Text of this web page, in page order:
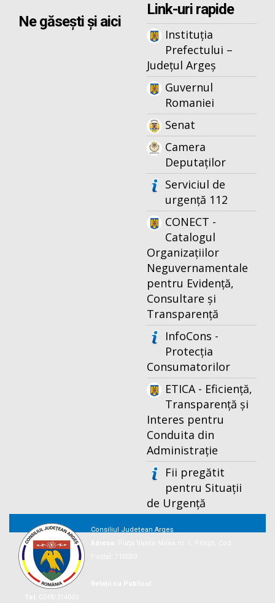
Ne găsești și aici
Link-uri rapide
Instituția
Prefectului –
Județul Argeș
Guvernul
Romaniei
Senat
Camera
Deputaților
Serviciul de
urgență 112
CONECT -
Catalogul
Organizațiilor
Neguvernamentale
pentru Evidență,
Consultare și
Transparență
InfoCons -
Protecția
Consumatorilor
ETICA - Eficiență,
Transparență și
Interes pentru
Conduita din
Administrație
Fii pregătit
pentru Situații
de Urgență
Consiliul Județean Argeș